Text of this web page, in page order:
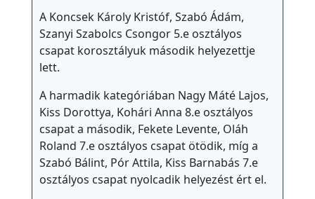
A Koncsek Károly Kristóf, Szabó Ádám,
Szanyi Szabolcs Csongor 5.e osztályos
csapat korosztályuk második helyezettje
lett.
A harmadik kategóriában Nagy Máté Lajos,
Kiss Dorottya, Kohári Anna 8.e osztályos
csapat a második, Fekete Levente, Oláh
Roland 7.e osztályos csapat ötödik, míg a
Szabó Bálint, Pór Attila, Kiss Barnabás 7.e
osztályos csapat nyolcadik helyezést ért el.